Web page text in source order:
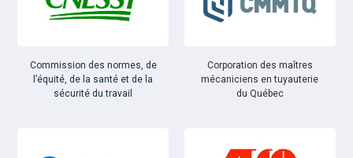
Commission des normes, de
l’équité, de la santé et de la
sécurité du travail
Corporation des maîtres
mécaniciens en tuyauterie
du Québec